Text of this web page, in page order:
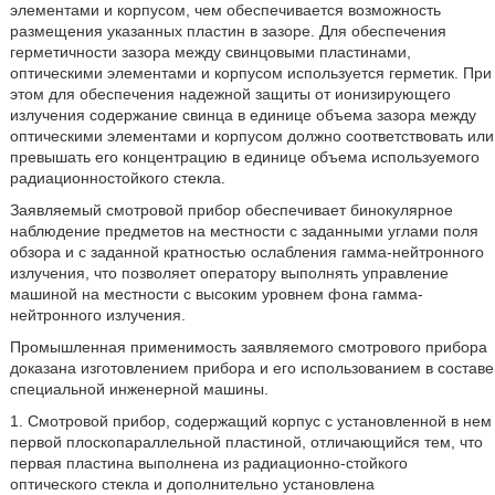
элементами и корпусом, чем обеспечивается возможность
размещения указанных пластин в зазоре. Для обеспечения
герметичности зазора между свинцовыми пластинами,
оптическими элементами и корпусом используется герметик. При
этом для обеспечения надежной защиты от ионизирующего
излучения содержание свинца в единице объема зазора между
оптическими элементами и корпусом должно соответствовать или
превышать его концентрацию в единице объема используемого
радиационностойкого стекла.
Заявляемый смотровой прибор обеспечивает бинокулярное
наблюдение предметов на местности с заданными углами поля
обзора и с заданной кратностью ослабления гамма-нейтронного
излучения, что позволяет оператору выполнять управление
машиной на местности с высоким уровнем фона гамма-
нейтронного излучения.
Промышленная применимость заявляемого смотрового прибора
доказана изготовлением прибора и его использованием в составе
специальной инженерной машины.
1. Смотровой прибор, содержащий корпус с установленной в нем
первой плоскопараллельной пластиной, отличающийся тем, что
первая пластина выполнена из радиационно-стойкого
оптического стекла и дополнительно установлена